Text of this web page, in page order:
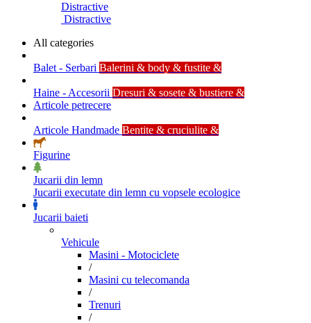
Distractive
Distractive
All categories
Balet - Serbari Balerini & body & fustite &
Haine - Accesorii Dresuri & sosete & bustiere &
Articole petrecere
Articole Handmade Bentite & cruciulite &
Figurine
Jucarii din lemn
Jucarii executate din lemn cu vopsele ecologice
Jucarii baieti
Vehicule
Masini - Motociclete
/
Masini cu telecomanda
/
Trenuri
/